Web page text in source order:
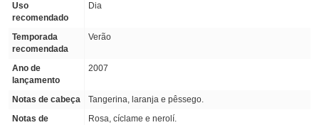
Uso
recomendado
Dia
Temporada
recomendada
Verão
Ano de
lançamento
2007
Notas de cabeça
Tangerina, laranja e pêssego.
Notas de
Rosa, cíclame e nerolí.